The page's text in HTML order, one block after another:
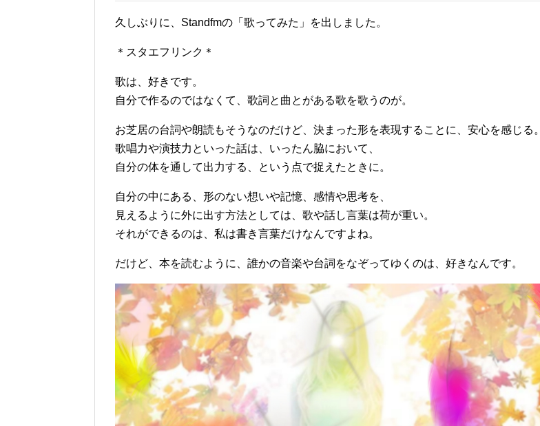
久しぶりに、Standfmの「歌ってみた」を出しました。
＊スタエフリンク＊
歌は、好きです。
自分で作るのではなくて、歌詞と曲とがある歌を歌うのが。
お芝居の台詞や朗読もそうなのだけど、決まった形を表現することに、安心を感じる。
歌唱力や演技力といった話は、いったん脇において、
自分の体を通して出力する、という点で捉えたときに。
自分の中にある、形のない想いや記憶、感情や思考を、
見えるように外に出す方法としては、歌や話し言葉は荷が重い。
それができるのは、私は書き言葉だけなんですよね。
だけど、本を読むように、誰かの音楽や台詞をなぞってゆくのは、好きなんです。